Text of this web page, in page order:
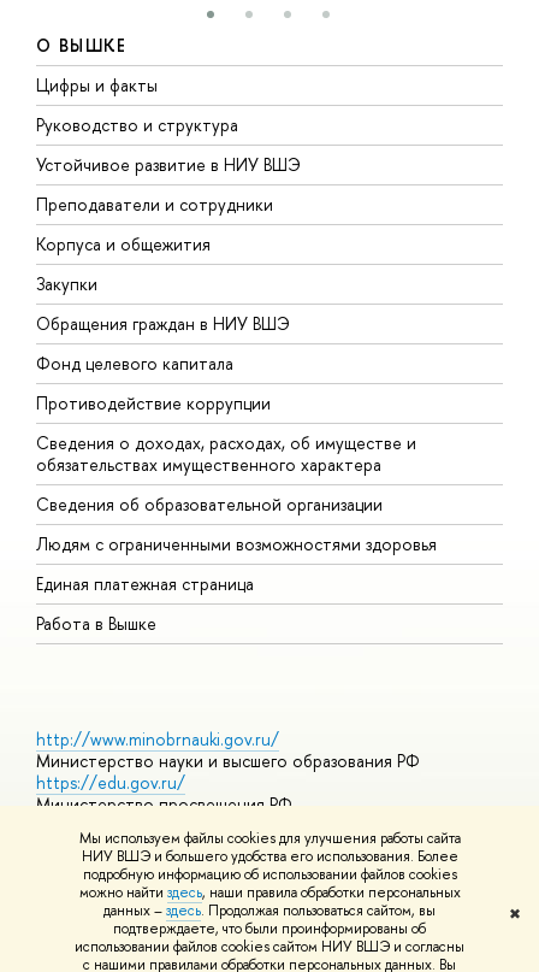
Мы используем файлы cookies для улучшения работы сайта
НИУ ВШЭ и большего удобства его использования. Более
подробную информацию об использовании файлов cookies
можно найти здесь, наши правила обработки персональных
данных –здесь. Продолжая пользоваться сайтом, вы
подтверждаете, что были проинформированы об
использовании файлов cookies сайтом НИУ ВШЭ и согласны
с нашими правилами обработки персональных данных. Вы
✖
О ВЫШКЕ
Цифры и факты
Руководство и структура
Устойчивое развитие в НИУ ВШЭ
Преподаватели и сотрудники
Корпуса и общежития
Закупки
Обращения граждан в НИУ ВШЭ
Фонд целевого капитала
Противодействие коррупции
Сведения о доходах, расходах, об имуществе и
обязательствах имущественного характера
Сведения об образовательной организации
Людям с ограниченными возможностями здоровья
Единая платежная страница
Работа в Вышке
http://www.minobrnauki.gov.ru/
Министерство науки и высшего образования РФ
https://edu.gov.ru/
Министерство просвещения РФ
https://elearning.hse.ru/mooc
Массовые открытые онлайн-курсы
© НИУ ВШЭ 1993–2026 Адреса и контактыУсловия
использования материалов Политика конфиденциальности